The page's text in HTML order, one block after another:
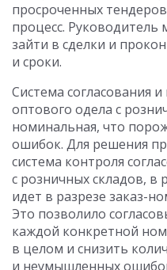
просроченных
процесс.
зайти в сделки и
и сроки.
Система согласования
оптового одела с
номинальная, что
ошибок. Для решения
система контроля
с розничных складов, в
идет в разрезе заказ-
Это позволило
каждой конкретной
в целом и снизить
и неумышленных